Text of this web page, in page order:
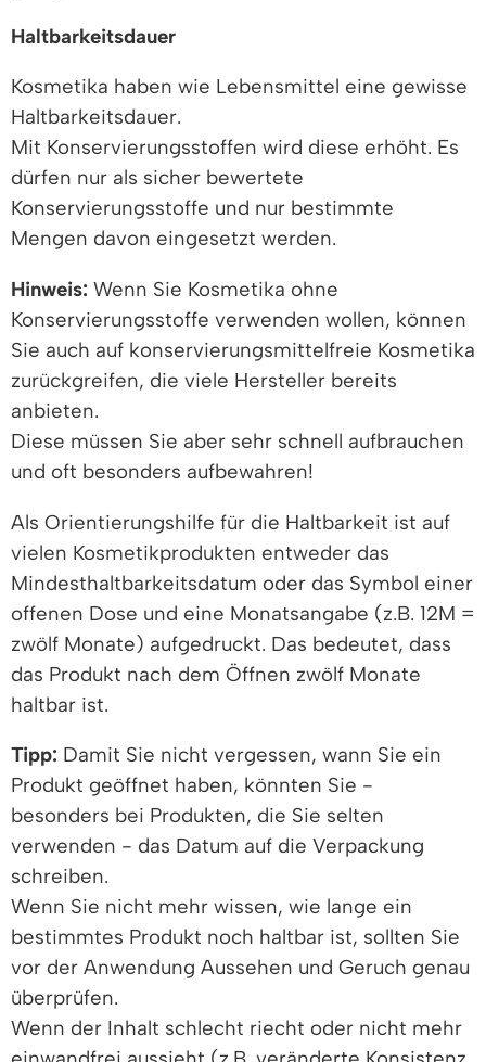
Haltbarkeitsdauer
Kosmetika haben wie Lebensmittel eine gewisse
Haltbarkeitsdauer.
Mit Konservierungsstoffen wird diese erhöht. Es
dürfen nur als sicher bewertete
Konservierungsstoffe und nur bestimmte
Mengen davon eingesetzt werden.
Hinweis: Wenn Sie Kosmetika ohne
Konservierungsstoffe verwenden wollen, können
Sie auch auf konservierungsmittelfreie Kosmetika
zurückgreifen, die viele Hersteller bereits
anbieten.
Diese müssen Sie aber sehr schnell aufbrauchen
und oft besonders aufbewahren!
Als Orientierungshilfe für die Haltbarkeit ist auf
vielen Kosmetikprodukten entweder das
Mindesthaltbarkeitsdatum oder das Symbol einer
offenen Dose und eine Monatsangabe (z.B. 12M =
zwölf Monate) aufgedruckt. Das bedeutet, dass
das Produkt nach dem Öffnen zwölf Monate
haltbar ist.
Tipp: Damit Sie nicht vergessen, wann Sie ein
Produkt geöffnet haben, könnten Sie -
besonders bei Produkten, die Sie selten
verwenden - das Datum auf die Verpackung
schreiben.
Wenn Sie nicht mehr wissen, wie lange ein
bestimmtes Produkt noch haltbar ist, sollten Sie
vor der Anwendung Aussehen und Geruch genau
überprüfen.
Wenn der Inhalt schlecht riecht oder nicht mehr